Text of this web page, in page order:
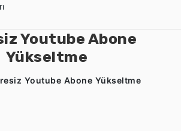
Youtube Abone
Yükseltme
Youtube Abone Yükseltme